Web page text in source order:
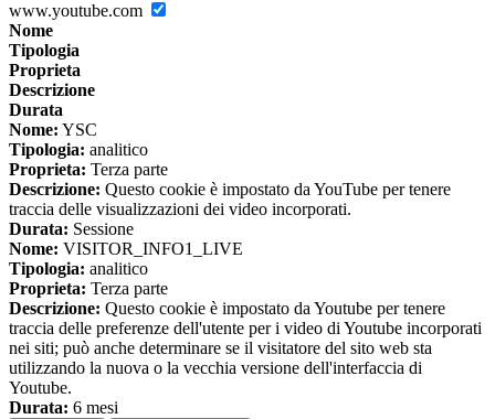
www.youtube.com
Nome
Tipologia
Proprieta
Descrizione
Durata
Nome: YSC
Tipologia: analitico
Proprieta: Terza parte
Descrizione: Questo cookie è impostato da YouTube per tenere
traccia delle visualizzazioni dei video incorporati.
Durata: Sessione
Nome: VISITOR_INFO1_LIVE
Tipologia: analitico
Proprieta: Terza parte
Descrizione: Questo cookie è impostato da Youtube per tenere
traccia delle preferenze dell'utente per i video di Youtube incorporati
nei siti; può anche determinare se il visitatore del sito web sta
utilizzando la nuova o la vecchia versione dell'interfaccia di
Youtube.
Durata: 6 mesi